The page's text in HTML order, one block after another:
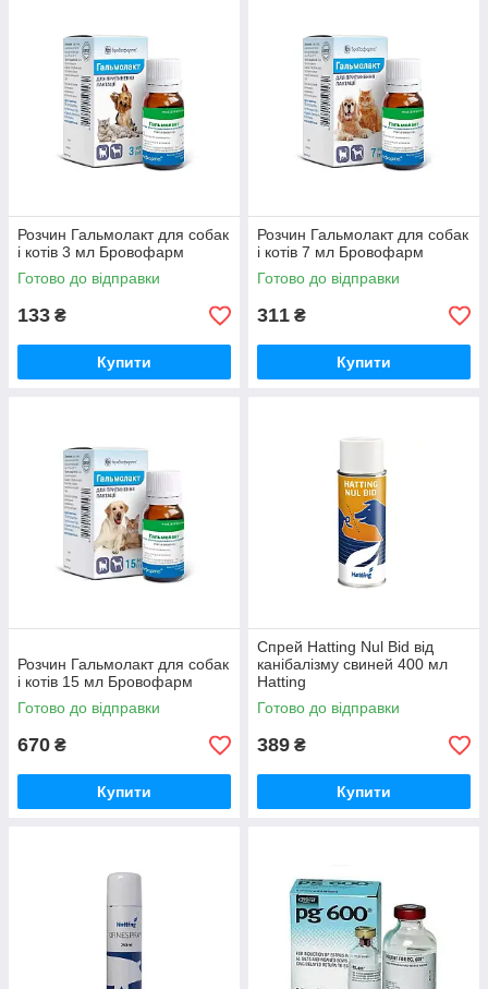
Розчин Гальмолакт для собак
і котів 3 мл Бровофарм
Готово до відправки
133 ₴
Купити
Розчин Гальмолакт для собак
і котів 7 мл Бровофарм
Готово до відправки
311 ₴
Купити
Розчин Гальмолакт для собак
і котів 15 мл Бровофарм
Готово до відправки
670 ₴
Купити
Спрей Hatting Nul Bid від
канібалізму свиней 400 мл
Hatting
Готово до відправки
389 ₴
Купити